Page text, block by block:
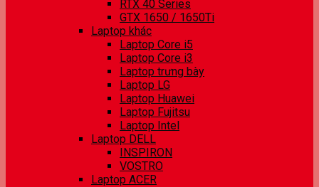
RTX 40 Series
GTX 1650 / 1650Ti
Laptop khác
Laptop Core i5
Laptop Core i3
Laptop trưng bày
Laptop LG
Laptop Huawei
Laptop Fujitsu
Laptop Intel
Laptop DELL
INSPIRON
VOSTRO
Laptop ACER